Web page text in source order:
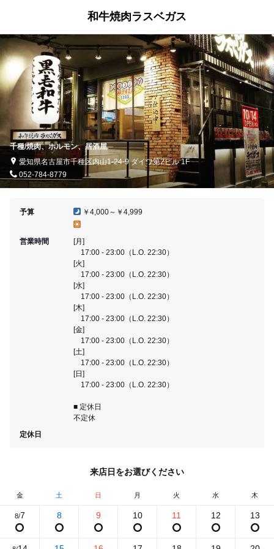
和牛焼肉ラスベガス
千種/焼肉、ホルモン、居酒屋
愛知県名古屋市千種区内山1-24-9 ダイワ第2ビル 1F
052-784-8779
予算 ￥4,000～￥4,999
営業時間
[月]
17:00 - 23:00（L.O. 22:30）
[火]
17:00 - 23:00（L.O. 22:30）
[水]
17:00 - 23:00（L.O. 22:30）
[木]
17:00 - 23:00（L.O. 22:30）
[金]
17:00 - 23:00（L.O. 22:30）
[土]
17:00 - 23:00（L.O. 22:30）
[日]
17:00 - 23:00（L.O. 22:30）
■ 定休日
不定休
定休日
来店日をお選びください
金 土 日 月 火 水 木
8/7 8 9 10 11 12 13